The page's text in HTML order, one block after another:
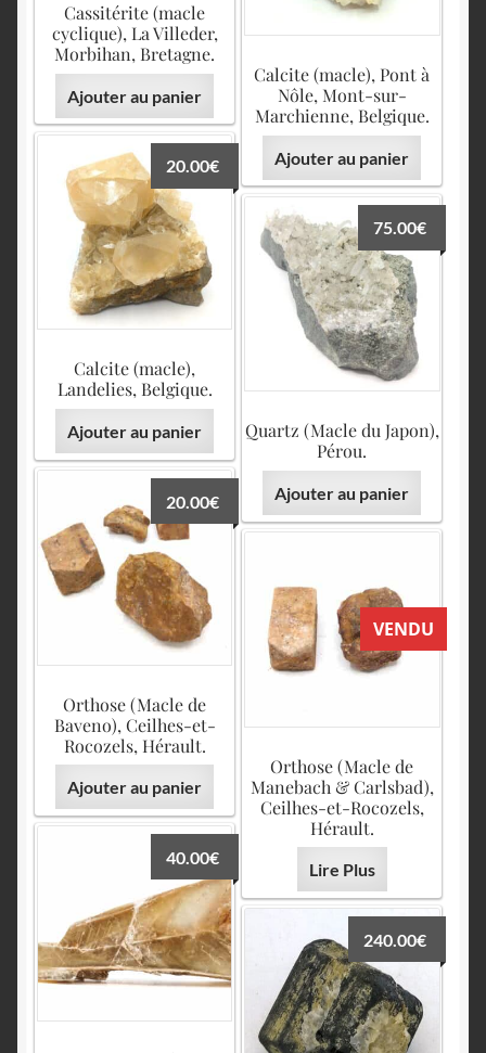
Cassitérite (macle
cyclique), La Villeder,
Morbihan, Bretagne.
Ajouter au panier
Calcite (macle), Pont à
Nôle, Mont-sur-
Marchienne, Belgique.
Ajouter au panier
Calcite (macle),
Landelies, Belgique.
20.00€
Ajouter au panier
Quartz (Macle du Japon),
Pérou.
75.00€
Ajouter au panier
Orthose (Macle de
Baveno), Ceilhes-et-
Rocozels, Hérault.
20.00€
Ajouter au panier
VENDU
Orthose (Macle de
Manebach & Carlsbad),
Ceilhes-et-Rocozels,
Hérault.
Lire Plus
40.00€
240.00€